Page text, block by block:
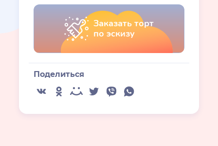
Заказать торт
по эскизу
Поделиться